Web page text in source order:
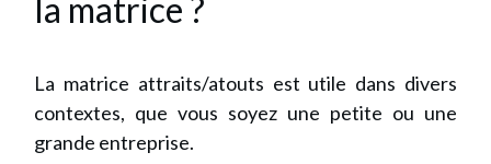
la matrice ?
La matrice attraits/atouts est utile dans divers
contextes, que vous soyez une petite ou une
grande entreprise.